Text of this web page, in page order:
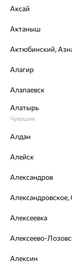
Размеры:
17
от 63
Описание
Аксай
Актаныш
Алагир
Алапаевск
Алатырь
Чувашия
Алдан
Алейск
Александров
Алексеевка
Алексеево-
Алексин